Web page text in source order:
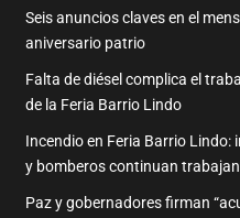
Seis anuncios claves en el
aniversario patrio
Falta de diésel complica el
de la Feria Barrio Lindo
Incendio en Feria Barrio
y bomberos continuan
Paz y gobernadores firman